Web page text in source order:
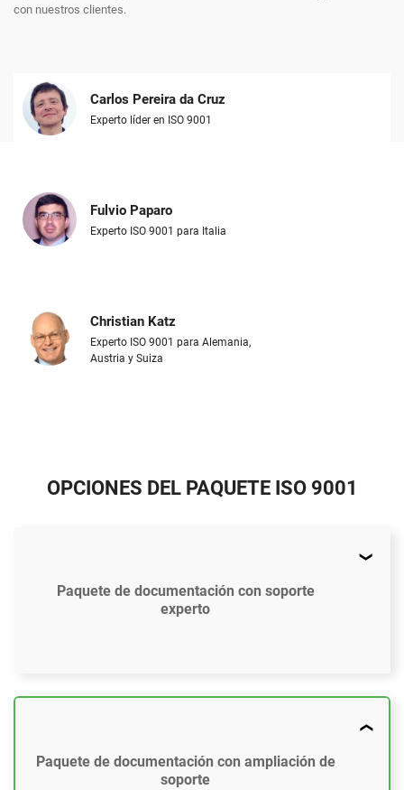
con nuestros clientes.
Carlos Pereira da Cruz
Experto líder en ISO 9001
Fulvio Paparo
Experto ISO 9001 para Italia
Christian Katz
Experto ISO 9001 para Alemania,
Austria y Suiza
OPCIONES DEL PAQUETE ISO 9001
Paquete de documentación con soporte
experto
US$897
61 plantillas de documentos que cumplen con ISO
9001:2015
Paquete de documentación con ampliación de
soporte